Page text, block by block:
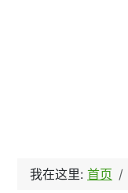
我在这里: 首页